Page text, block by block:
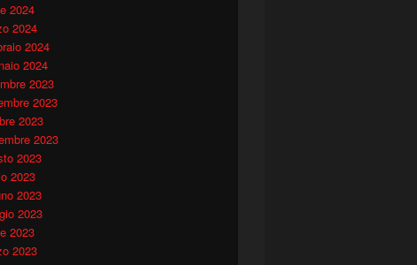
2024
2024
2024
2024
2023
2023
2023
2023
2023
2023
2023
2023
2023
2023